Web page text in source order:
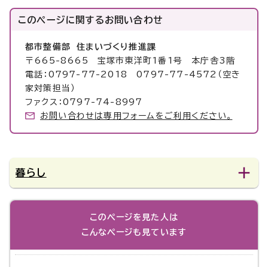
このページに関するお問い合わせ
都市整備部 住まいづくり推進課
〒665-8665 宝塚市東洋町1番1号 本庁舎3階
電話：0797-77-2018 0797-77-4572（空き
家対策担当）
ファクス：0797-74-8997
お問い合わせは専用フォームをご利用ください。
暮らし
このページを見た人は
こんなページも見ています